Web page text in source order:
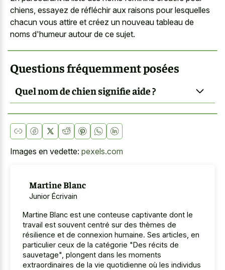
chiens, essayez de réfléchir aux raisons pour lesquelles
chacun vous attire et créez un nouveau tableau de
noms d'humeur autour de ce sujet.
Questions fréquemment posées
Quel nom de chien signifie aide ?
Images en vedette: pexels.com
Martine Blanc
Junior Écrivain
Martine Blanc est une conteuse captivante dont le
travail est souvent centré sur des thèmes de
résilience et de connexion humaine. Ses articles, en
particulier ceux de la catégorie "Des récits de
sauvetage", plongent dans les moments
extraordinaires de la vie quotidienne où les individus